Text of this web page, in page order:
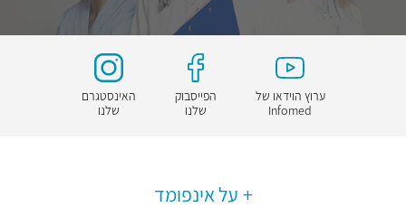
ערוץ הוידאו של
Infomed
הפייסבוק
שלנו
האינסטגרם
שלנו
על אינפומד